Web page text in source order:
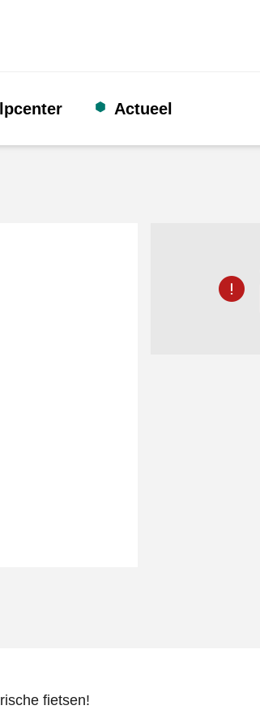
Actueel
fietsen!